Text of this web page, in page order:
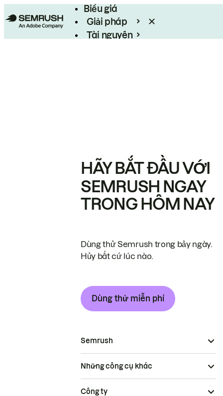
Biểu giá
Giải pháp
Tài nguyên
HÃY BẮT ĐẦU VỚI
SEMRUSH NGAY
TRONG HÔM NAY
Dùng thử Semrush trong bảy ngày.
Hủy bất cứ lúc nào.
Dùng thử miễn phí
Semrush
Những công cụ khác
Công ty